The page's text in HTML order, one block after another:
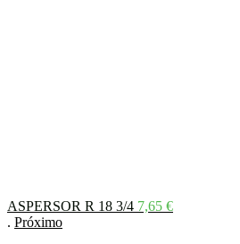
ASPERSOR R 18 3/4 7,65 €
. Próximo